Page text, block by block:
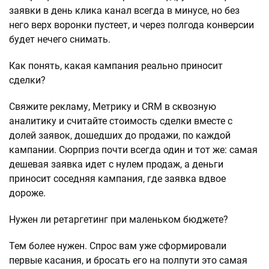
заявки в день клика канал всегда в минусе, но без
него верх воронки пустеет, и через полгода конверсии
будет нечего снимать.
Как понять, какая кампания реально приносит
сделки?
Свяжите рекламу, Метрику и CRM в сквозную
аналитику и считайте стоимость сделки вместе с
долей заявок, дошедших до продажи, по каждой
кампании. Сюрприз почти всегда один и тот же: самая
дешевая заявка идет с нулем продаж, а деньги
приносит соседняя кампания, где заявка вдвое
дороже.
Нужен ли ретаргетинг при маленьком бюджете?
Тем более нужен. Спрос вам уже сформировали
первые касания, и бросать его на полпути это самая